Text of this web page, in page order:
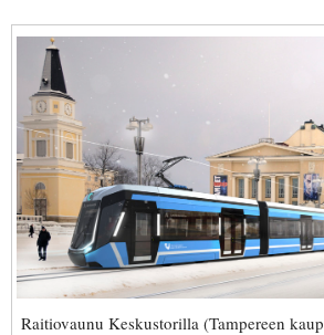
Raitiovaunu Keskustorilla (Tampereen